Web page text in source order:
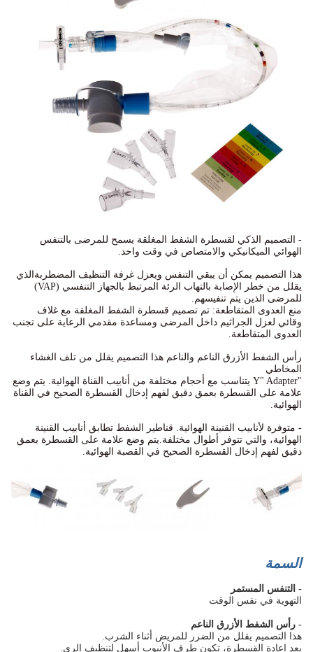
- التصميم الذكي لقسطرة الشفط المغلقة يسمح للمرضى بالتنفس
الهوائي الميكانيكي والامتصاص في وقت واحد.
هذا التصميم يمكن أن يبقي التنفس ويعزل غرفة التنظيف المضطربةالذي
يقلل من خطر الإصابة بالتهاب الرئة المرتبط بالجهاز التنفسي (VAP)
للمرضى الذين يتم تنفيسهم.
منع العدوى المتقاطعة: تم تصميم قسطرة الشفط المغلقة مع غلاف
وقائي لعزل الجراثيم داخل المرضى ومساعدة مقدمي الرعاية على تجنب
العدوى المتقاطعة.
رأس الشفط الأزرق الناعم والناعم هذا التصميم يقلل من تلف الغشاء
المخاطي
"Y" Adapter يتناسب مع أحجام مختلفة من أنابيب القناة الهوائية. يتم وضع
علامة على القسطرة بعمق دقيق لفهم إدخال القسطرة الصحيح في القناة
الهوائية.
- متوفرة لأنابيب القنينة الهوائية. قناطير الشفط تطابق أنابيب القنينة
الهوائية، والتي تتوفر أطوال مختلفة.يتم وضع علامة على القسطرة بعمق
دقيق لفهم إدخال القسطرة الصحيح في القصبة الهوائية.
السمة
- التنفس المستمر
التهوية في نفس الوقت
- رأس الشفط الأزرق الناعم
هذا التصميم يقلل من الضرر للمريض أثناء الشرب.
بعد إعادة القسطرة، تكون طرف الأنبوب أسهل لتنظيف الري.